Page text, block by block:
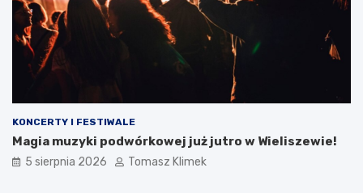
KONCERTY I FESTIWALE
Magia muzyki podwórkowej już jutro w Wieliszewie!
5 sierpnia 2026 Tomasz Klimek